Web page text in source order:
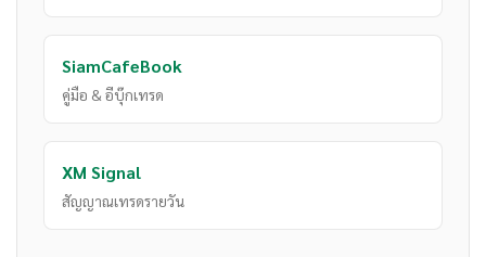
SiamCafeBook
คู่มือ & อีบุ๊กเทรด
XM Signal
สัญญาณเทรดรายวัน